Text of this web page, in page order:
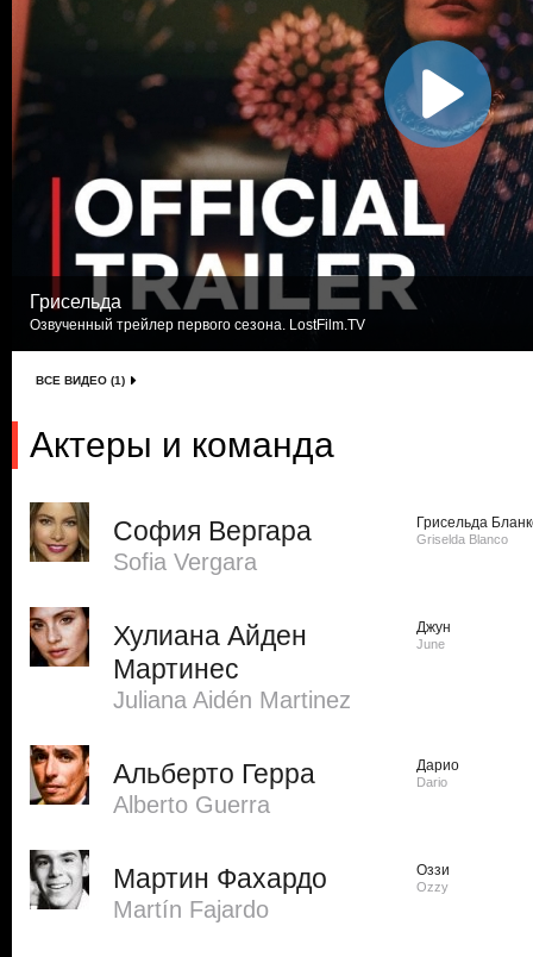
Грисельда
Озвученный трейлер первого сезона. LostFilm.TV
ВСЕ ВИДЕО (1)
Актеры и команда
София Вергара
Sofi­a Vergara
Грисельда
Griselda Blanco
Хулиана Айден
Мартинес
Juliana Aidén Martinez
Джун
June
Альберто Герра
Alberto Guerra
Дарио
Dario
Мартин Фахардо
Martín Fajardo
Оззи
Ozzy